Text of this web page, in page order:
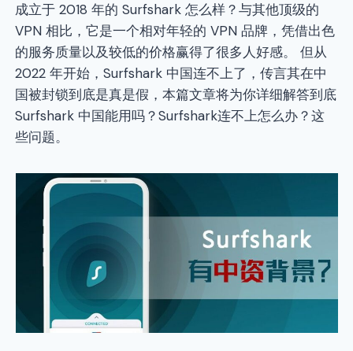
成立于 2018 年的 Surfshark 怎么样？与其他顶级的
VPN 相比，它是一个相对年轻的 VPN 品牌，凭借出色
的服务质量以及较低的价格赢得了很多人好感。 但从
2022 年开始，Surfshark 中国连不上了，传言其在中
国被封锁到底是真是假，本篇文章将为你详细解答到底
Surfshark 中国能用吗？Surfshark连不上怎么办？这
些问题。